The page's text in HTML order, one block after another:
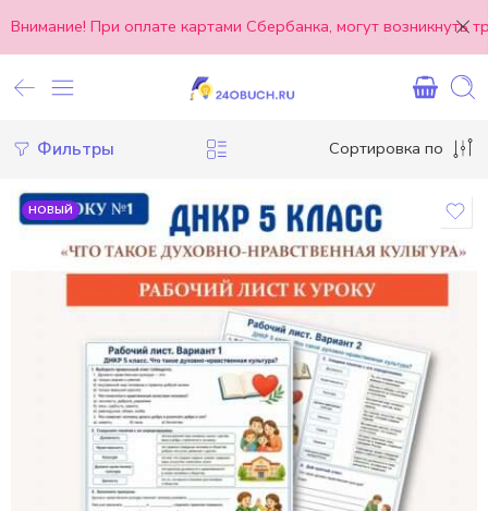
Внимание! При оплате картами Сбербанка, могут
Фильтры Сортировка по
НОВЫЙ